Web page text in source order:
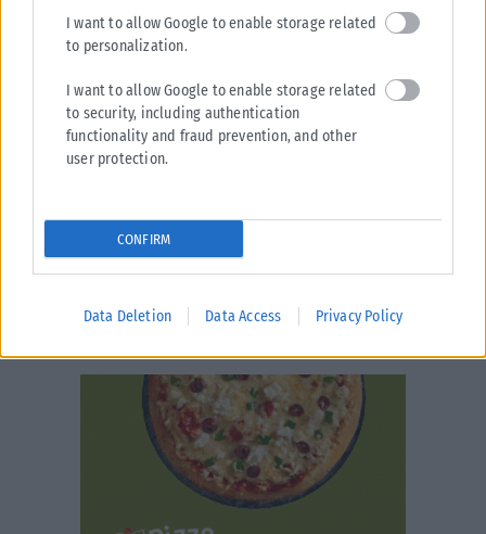
I want to allow Google to enable storage related
to personalization.
I want to allow Google to enable storage related
to security, including authentication
functionality and fraud prevention, and other
user protection.
CONFIRM
Data Deletion Data Access Privacy Policy